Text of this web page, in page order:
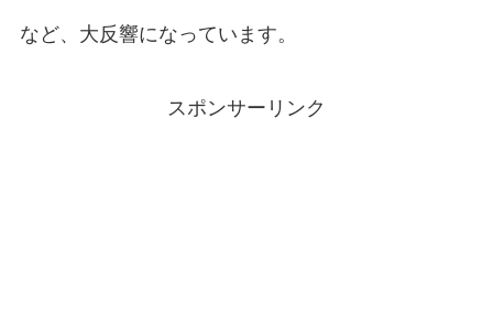
など、大反響になっています。
スポンサーリンク